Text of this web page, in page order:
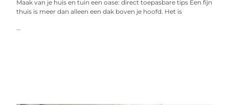
Maak van je huis en tuin een oase: direct toepasbare tips Een fijn
thuis is meer dan alleen een dak boven je hoofd. Het is
...